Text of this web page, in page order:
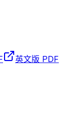
英文版 PDF